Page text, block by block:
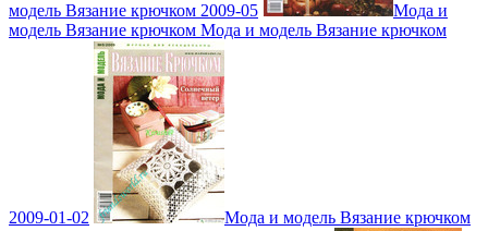
модель Вязание крючком 2009-05
Мода и
модель Вязание крючком Мода и модель Вязание крючком
2009-01-02 Мода и модель Вязание крючком